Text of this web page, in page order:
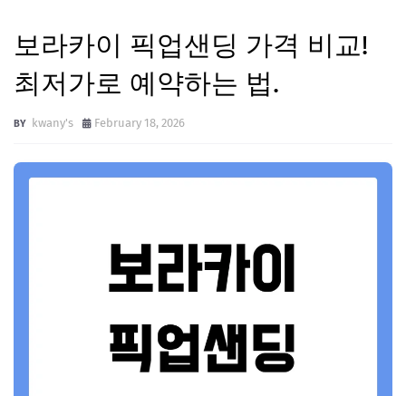
보라카이 픽업샌딩 가격 비교!
최저가로 예약하는 법.
kwany's February 18, 2026